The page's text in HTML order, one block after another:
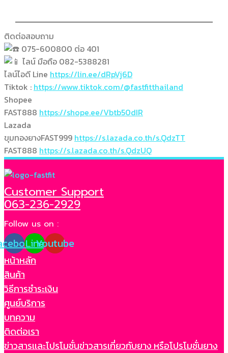
ติดต่อสอบถาม
075-600800 ต่อ 401
ไลน์ มือถือ 082-5388281
ไลน์ไอดี Line https://lin.ee/dRpVj6D
Tiktok : https://www.tiktok.com/@fastfitthailand
Shopee
FAST888 https://shope.ee/Vbtb50dIR
Lazada
ขุมทองยางFAST999 https://s.lazada.co.th/s.QdzTT
FAST888 https://s.lazada.co.th/s.QdzUQ
Customer Support
063-236-2929
Follow us on :
LineYoutube
หน้าหลัก
สินค้า
วิธีการชำระเงิน
ศูนย์บริการ
บทความ
ติดต่อเรา
ข่าวสารเเละโปรโมชั่นข่าวสารเกี่ยวกับยาง หรือโปรโมชั่นยาง